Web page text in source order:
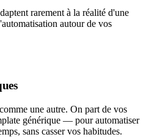
rarement à la réalité d'une
autour de vos
une autre. On part de vos
générique — pour automatiser
sans casser vos habitudes.